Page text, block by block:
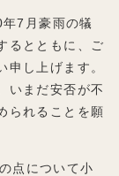
7月豪雨の犠
るとともに、ご
申し上げます。
いまだ安否が不
られることを願
点について小